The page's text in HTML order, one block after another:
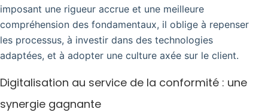
imposant une rigueur accrue et une meilleure
compréhension des fondamentaux, il oblige à repenser
les processus, à investir dans des technologies
adaptées, et à adopter une culture axée sur le client.
Digitalisation au service de la conformité : une
synergie gagnante